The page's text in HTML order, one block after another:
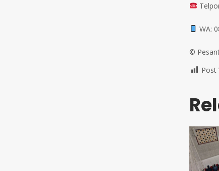
WA:
©️
Post